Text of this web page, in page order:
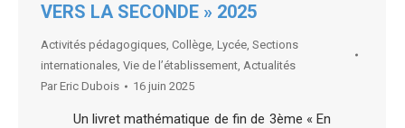
VERS LA SECONDE » 2025
Activités pédagogiques, Collège, Lycée, Sections
internationales, Vie de l’établissement, Actualités
Par Eric Dubois 16 juin 2025
Un livret mathématique de fin de 3ème « En